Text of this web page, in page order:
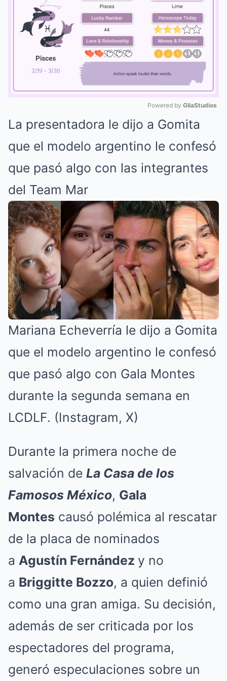
Mute
Powered by GliaStudios
La presentadora le dijo a Gomita
que el modelo argentino le confesó
que pasó algo con las integrantes
del Team Mar
Mariana Echeverría le dijo a Gomita
que el modelo argentino le confesó
que pasó algo con Gala Montes
durante la segunda semana en
LCDLF. (Instagram, X)
Durante la primera noche de
salvación de La Casa de los
Famosos México, Gala
Montes causó polémica al rescatar
de la placa de nominados
a Agustín Fernández y no
a Briggitte Bozzo, a quien definió
como una gran amiga. Su decisión,
además de ser criticada por los
espectadores del programa,
generó especulaciones sobre un